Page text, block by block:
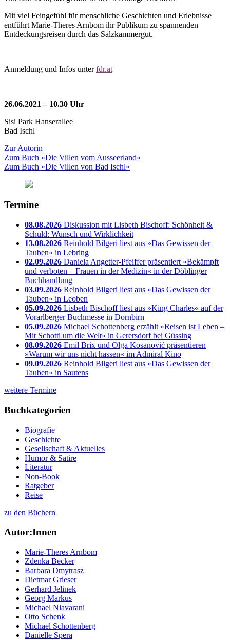
Mit viel Feingefühl für menschliche Geschichten und Erlebnisse
entführt Marie-Theres Arnbom ihr Publikum zu spannenden
Entdeckungsreisen durch das Salzkammergut.
Anmeldung und Infos unterfdr.at
26.06.2021 – 10.30 Uhr
Sisi Park Hanserallee
Bad Ischl
Zur Autorin
Zum Buch »Die Villen vom Ausseerland«
Zum Buch »Die Villen von Bad Ischl«
Termine
08.08.2026 Diskussion mit Lisbeth Bischoff: Schönheit &
Schuld: Wunsch und Wirklichkeit
13.08.2026 Reinhold Bilgeri liest aus »Das Gewissen der
Tauben« in Lebring
02.09.2026 Daniela Angetter-Pfeiffer präsentiert »Bekämpft
und verboten – Frauen in der Medizin« in der Döblinger
Buchhandlung
03.09.2026 Reinhold Bilgeri liest aus »Das Gewissen der
Tauben« in Leoben
05.09.2026 Lisbeth Bischoff liest aus »King Charles« auf der
Vorarlberger Buchmesse in Dornbirn
05.09.2026 Michael Schottenberg erzählt »Reisen ist Leben –
Mit Schotti um die Welt« in Gerersdorf bei Güssing
08.09.2026 Emil Brix und Olga Kosanović präsentieren
»Warum wir uns nicht hassen« im Admiral Kino
09.09.2026 Reinhold Bilgeri liest aus »Das Gewissen der
Tauben« in Sautens
weitere Termine
Buchkategorien
Biografie
Geschichte
Gesellschaft & Aktuelles
Humor & Satire
Literatur
Non-Book
Ratgeber
Reise
zu den Büchern
Autor:Innen
Marie-Theres Arnbom
Zdenka Becker
Barbara Dmytrasz
Dietmar Grieser
Gerhard Jelinek
Georg Markus
Michael Niavarani
Otto Schenk
Michael Schottenberg
Danielle Spera